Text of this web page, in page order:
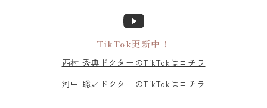
TikTok更新中！
西村 秀典ドクターのTikTokはコチラ
河中 聡之ドクターのTikTokはコチラ